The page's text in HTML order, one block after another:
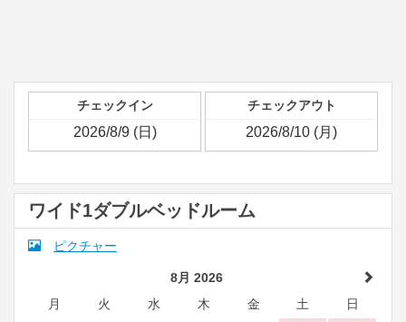
チェックイン チェックアウト
ワイド1ダブルベッドルーム
ピクチャー
8月 2026
月
火 水 木 金 土
日